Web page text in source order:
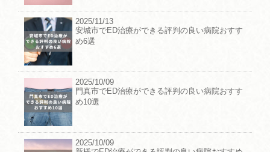
2025/11/13
安城市でED治療ができる評判の良い病院おすす
め6選
2025/10/09
門真市でED治療ができる評判の良い病院おすす
め10選
2025/10/09